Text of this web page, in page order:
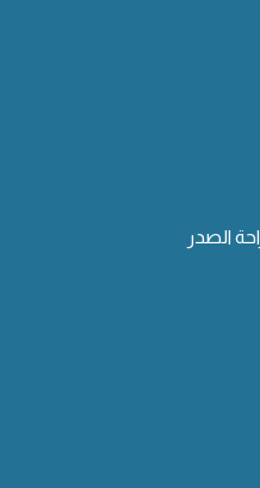
الصدر